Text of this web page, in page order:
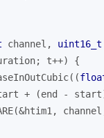
channel, uint16_t
t++) {
+ (end -